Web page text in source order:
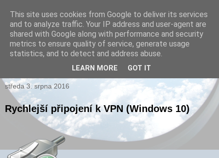
xPARI.cz
Autor přehršle vynálezů, které nefungovaly a několika, které
středa 3. srpna 2016
Rychlejší připojení k VPN (Windows 10)
This site uses cookies from Google to deliver its services
and to analyze traffic. Your IP address and user-agent are
shared with Google along with performance and security
metrics to ensure quality of service, generate usage
statistics, and to detect and address abuse.
LEARN MORE GOT IT